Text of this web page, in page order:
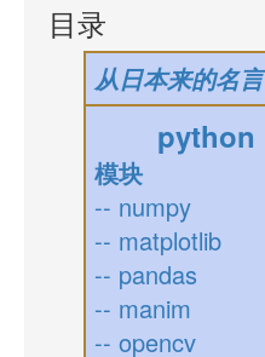
目录
从日本来的名言
python
模块
-- numpy
-- matplotlib
-- pandas
-- manim
-- opencv